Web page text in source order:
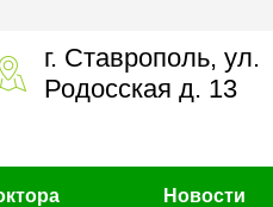
г. Ставрополь, ул.
Родосская д. 13
Новости